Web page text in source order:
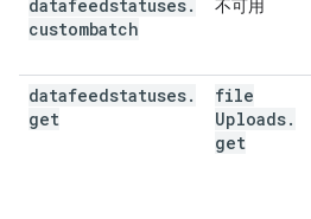
datafeedstatuses.
custombatch
不可用
datafeedstatuses.
get
file
Uploads.
get